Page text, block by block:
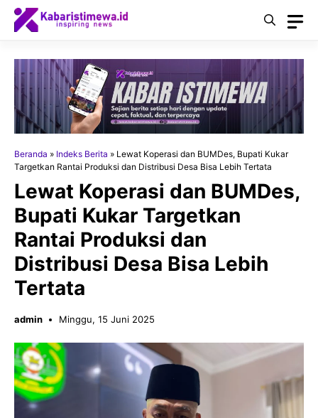
Langsung
Beranda » Indeks Berita » Lewat Koperasi dan BUMDes, Bupati Kukar
Targetkan Rantai Produksi dan Distribusi Desa Bisa Lebih Tertata
Lewat Koperasi dan BUMDes,
Bupati Kukar Targetkan
Rantai Produksi dan
Distribusi Desa Bisa Lebih
Tertata
admin Minggu, 15 Juni 2025